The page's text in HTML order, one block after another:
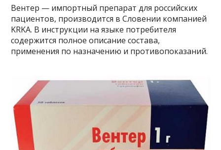
Вентер — импортный препарат для российских
пациентов, производится в Словении компанией
KRKA. В инструкции на языке потребителя
содержится полное описание состава,
применения по назначению и противопоказаний.